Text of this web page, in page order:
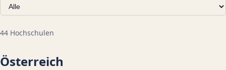
44 Hochschulen
Österreich